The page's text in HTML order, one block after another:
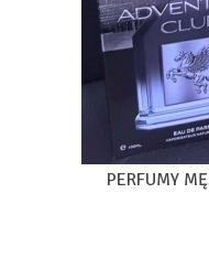
PERFUMY